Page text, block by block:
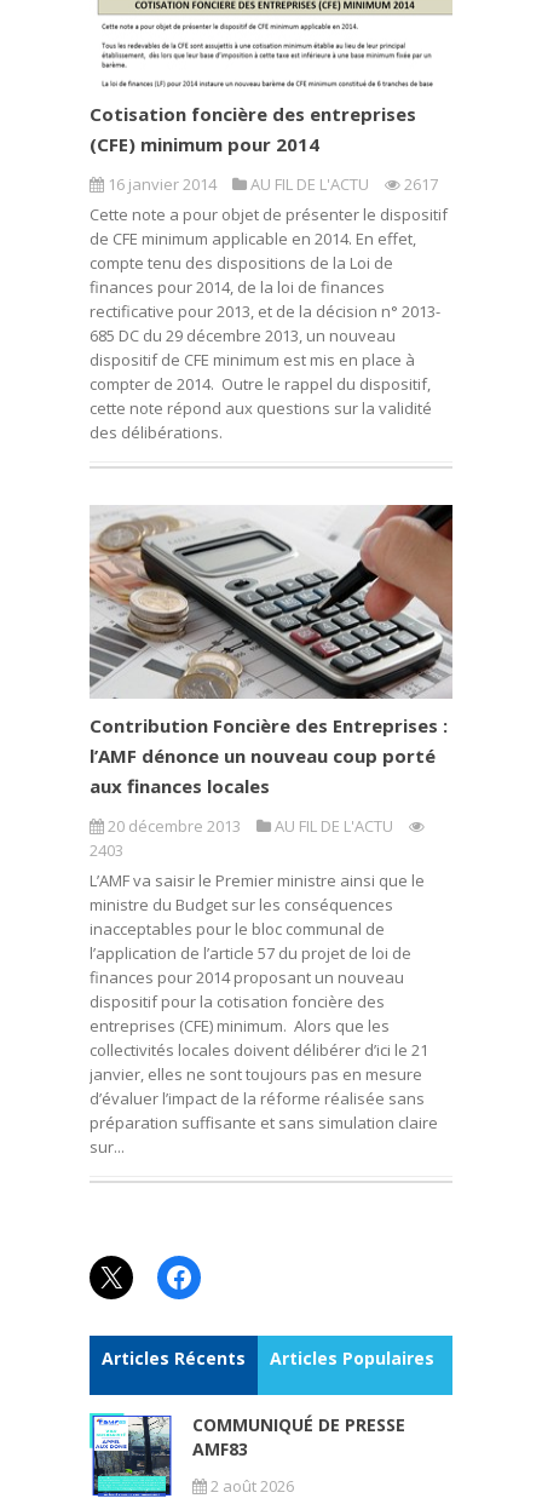
Cotisation foncière des entreprises
(CFE) minimum pour 2014
16 janvier 2014 AU FIL DE L'ACTU
2617
Cette note a pour objet de présenter le dispositif
de CFE minimum applicable en 2014. En effet,
compte tenu des dispositions de la Loi de
finances pour 2014, de la loi de finances
rectificative pour 2013, et de la décision n° 2013-
685 DC du 29 décembre 2013, un nouveau
dispositif de CFE minimum est mis en place à
compter de 2014. Outre le rappel du dispositif,
cette note répond aux questions sur la validité
des délibérations.
Contribution Foncière des Entreprises :
l’AMF dénonce un nouveau coup porté
aux finances locales
20 décembre 2013
AU FIL DE L'ACTU
2403
L’AMF va saisir le Premier ministre ainsi que le
ministre du Budget sur les conséquences
inacceptables pour le bloc communal de
l’application de l’article 57 du projet de loi de
finances pour 2014 proposant un nouveau
dispositif pour la cotisation foncière des
entreprises (CFE) minimum. Alors que les
collectivités locales doivent délibérer d’ici le 21
janvier, elles ne sont toujours pas en mesure
d’évaluer l’impact de la réforme réalisée sans
préparation suffisante et sans simulation claire
sur...
X Facebook
Articles Récents Articles Populaires
COMMUNIQUÉ DE PRESSE
AMF83
2 août 2026